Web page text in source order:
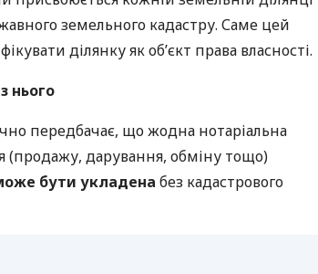
земельного кадастру. Саме цей
ділянку як об’єкт права власності.
нього
передбачає, що жодна нотаріальна
(продажу, дарування, обміну тощо)
бути укладена без кадастрового